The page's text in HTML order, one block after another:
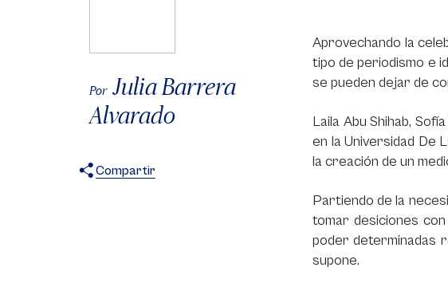
Por Julia Barrera
Alvarado
Compartir
Aprovechando la
tipo de periodismo e
se pueden dejar de
Laila Abu Shihab,
en la Universidad De
la creación de un
Partiendo de la
tomar desiciones
poder determinadas
supone.